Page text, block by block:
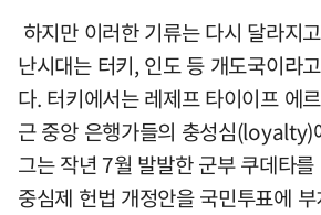
하지만 이러한 기류는 다시 달라지
난시대는 터키, 인도 등 개도국이라
다. 터키에서는 레제프 타이이프 에
근 중앙 은행가들의 충성심(loyalty)
그는 작년 7월 발발한 군부 쿠데타
중심제 헌법 개정안을 국민투표에